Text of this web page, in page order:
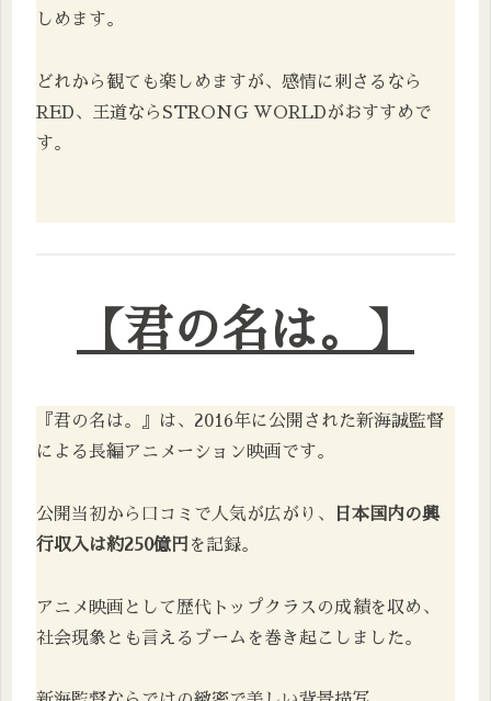
しめます。
どれから観ても楽しめますが、感情に刺さるなら
RED、王道ならSTRONG WORLDがおすすめで
す。
【君の名は。】
『君の名は。』は、2016年に公開された新海誠監督
による長編アニメーション映画です。
公開当初から口コミで人気が広がり、
日本国内の興
行収入は約250億円 を記録。
アニメ映画として歴代トップクラスの成績を収め、
社会現象とも言えるブームを巻き起こしました。